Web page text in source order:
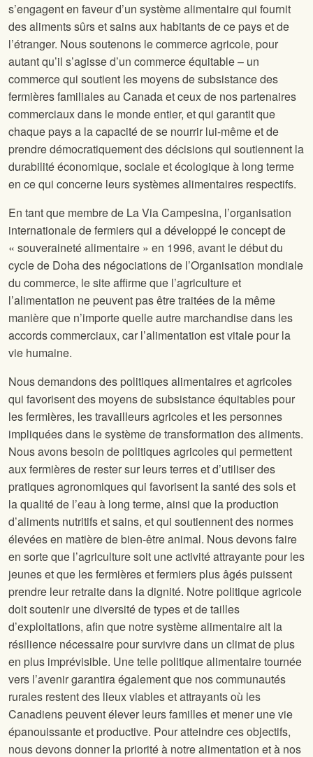
s’engagent en faveur d’un système alimentaire qui fournit
des aliments sûrs et sains aux habitants de ce pays et de
l’étranger. Nous soutenons le commerce agricole, pour
autant qu’il s’agisse d’un commerce équitable – un
commerce qui soutient les moyens de subsistance des
fermières familiales au Canada et ceux de nos partenaires
commerciaux dans le monde entier, et qui garantit que
chaque pays a la capacité de se nourrir lui-même et de
prendre démocratiquement des décisions qui soutiennent la
durabilité économique, sociale et écologique à long terme
en ce qui concerne leurs systèmes alimentaires respectifs.
En tant que membre de La Via Campesina, l’organisation
internationale de fermiers qui a développé le concept de
« souveraineté alimentaire » en 1996, avant le début du
cycle de Doha des négociations de l’Organisation mondiale
du commerce, le siteaffirme que l’agriculture et
l’alimentation ne peuvent pas être traitées de la même
manière que n’importe quelle autre marchandise dans les
accords commerciaux, car l’alimentation est vitale pour la
vie humaine.
Nous demandons des politiques alimentaires et agricoles
qui favorisent des moyens de subsistance équitables pour
les fermières, les travailleurs agricoles et les personnes
impliquées dans le système de transformation des aliments.
Nous avons besoin de politiques agricoles qui permettent
aux fermières de rester sur leurs terres et d’utiliser des
pratiques agronomiques qui favorisent la santé des sols et
la qualité de l’eau à long terme, ainsi que la production
d’aliments nutritifs et sains, et qui soutiennent des normes
élevées en matière de bien-être animal. Nous devons faire
en sorte que l’agriculture soit une activité attrayante pour les
jeunes et que les fermières et fermiers plus âgés puissent
prendre leur retraite dans la dignité. Notre politique agricole
doit soutenir une diversité de types et de tailles
d’exploitations, afin que notre système alimentaire ait la
résilience nécessaire pour survivre dans un climat de plus
en plus imprévisible. Une telle politique alimentaire tournée
vers l’avenir garantira également que nos communautés
rurales restent des lieux viables et attrayants où les
Canadiens peuvent élever leurs familles et mener une vie
épanouissante et productive. Pour atteindre ces objectifs,
nous devons donner la priorité à notre alimentation et à nos